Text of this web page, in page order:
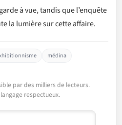
à vue, tandis que l’enquête
la lumière sur cette affaire.
médina
par des milliers de lecteurs.
respectueux.